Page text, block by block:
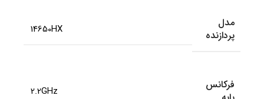
مدل
پردازنده
14650HX
فرکانس
2.2GHz